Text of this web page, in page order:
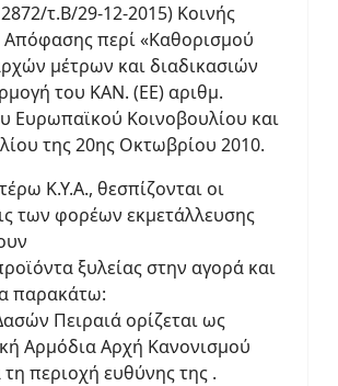
τ.Β/29-12-2015) Κοινής
Απόφασης περί «Καθορισμού
μέτρων και διαδικασιών
του ΚΑΝ. (ΕΕ) αριθμ.
Ευρωπαϊκού Κοινοβουλίου και
της 20ης Οκτωβρίου 2010.
Κ.Υ.Α., θεσπίζονται οι
των φορέων εκμετάλλευσης
ξυλείας στην αγορά και
παρακάτω:
Πειραιά ορίζεται ως
Αρμόδια Αρχή Κανονισμού
τη περιοχή ευθύνης της .